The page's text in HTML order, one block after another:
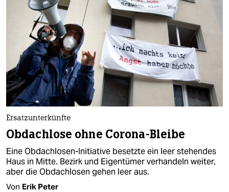
Ersatzunterkünfte
Obdachlose ohne Corona-Bleibe
Eine Obdachlosen-Initiative besetzte ein leer stehendes
Haus in Mitte. Bezirk und Eigentümer verhandeln weiter,
aber die Obdachlosen gehen leer aus.
Von Erik Peter